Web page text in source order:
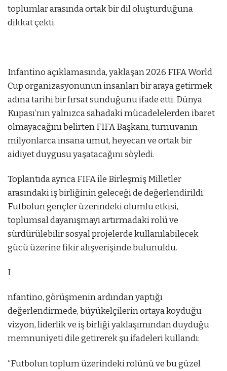
toplumlar arasında ortak bir dil oluşturduğuna
dikkat çekti.
Infantino açıklamasında, yaklaşan 2026 FIFA World
Cup organizasyonunun insanları bir araya getirmek
adına tarihi bir fırsat sunduğunu ifade etti. Dünya
Kupası’nın yalnızca sahadaki mücadelelerden ibaret
olmayacağını belirten FIFA Başkanı, turnuvanın
milyonlarca insana umut, heyecan ve ortak bir
aidiyet duygusu yaşatacağını söyledi.
Toplantıda ayrıca FIFA ile Birleşmiş Milletler
arasındaki iş birliğinin geleceği de değerlendirildi.
Futbolun gençler üzerindeki olumlu etkisi,
toplumsal dayanışmayı artırmadaki rolü ve
sürdürülebilir sosyal projelerde kullanılabilecek
gücü üzerine fikir alışverişinde bulunuldu.
I
nfantino, görüşmenin ardından yaptığı
değerlendirmede, büyükelçilerin ortaya koyduğu
vizyon, liderlik ve iş birliği yaklaşımından duyduğu
memnuniyeti dile getirerek şu ifadeleri kullandı:
“Futbolun toplum üzerindeki rolünü ve bu güzel